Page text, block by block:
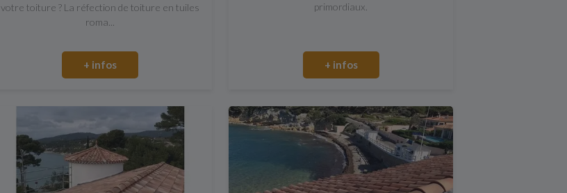
votre toiture ? La réfection de toiture en tuiles
roma...
+ infos
primordiaux.
+ infos